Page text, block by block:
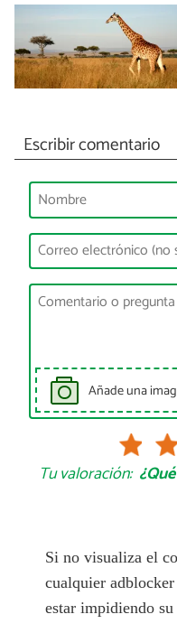
Escribir comentario
Añade una
Tu valoración:
Si no visualiza el
cualquier
estar impidiendo su